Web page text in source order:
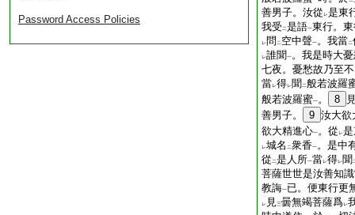
Password Access Policies
善男子。汝從 レ是東
我受 二是語一東行。
レ問 二 空中聲一。我當二
レ誰聞一。我是時大
七夜。憂愁故乃至不
當レ得レ聞 二般若波羅
般若波羅蜜一。 8
善男子。
9 汝大欲
欲大精進心一。從 レ
レ城名 二衆香一。是中
從 二是人所一當レ得レ聞
菩薩世世是汝善知
教誨一已。便東行更
レ 見三曇無竭菩薩爲レ